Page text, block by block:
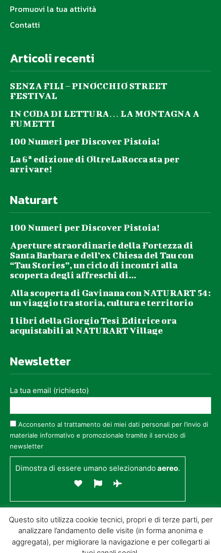
Promuovi la tua attività
Contatti
Articoli recenti
SENZA FILI – PINOCCHIO STREET
FESTIVAL
IN CODA DI LETTURA… LA MONTAGNA A
FUMETTI
100 Numeri per Discover Pistoia!
La 6ª edizione di OltreLaRocca sta per
arrivare!
Naturart
100 Numeri per Discover Pistoia!
Aperture straordinarie della Fortezza di
Santa Barbara e dell’ex Chiesa del Tau con
“Tau Stories”, un ciclo di incontri alla
scoperta degli affreschi di...
Alla scoperta di Gavinana con NATURART 54:
un viaggio tra storia, cultura e territorio
I libri della Giorgio Tesi Editrice ora
acquistabili al NATURART Village
Newsletter
La tua email (richiesto)
Acconsento al trattamento dei miei dati personali per l’invio di
materiale informativo e promozionale tramite il servizio di
newsletter
Dimostra di essere umano selezionandoaereo.
Questo sito utilizza cookie tecnici, propri e di terze parti, per
analizzare l’andamento delle visite (in forma anonima e
aggregata), per migliorare la navigazione e per collegarti ai